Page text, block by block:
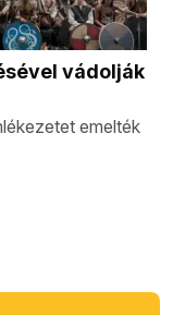
vádolják
emelték